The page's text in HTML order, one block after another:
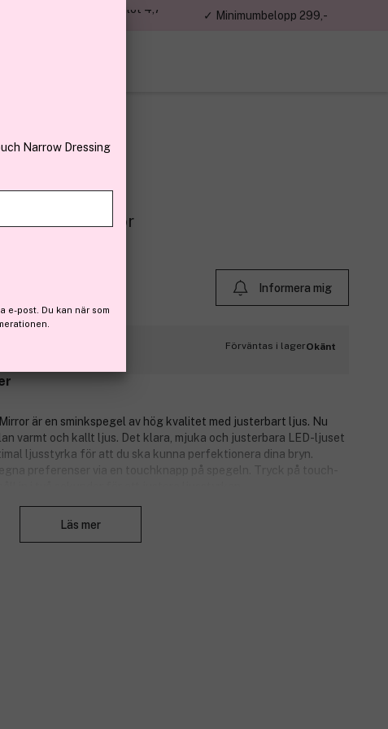
miljon kunder – Trustpilot 4,7
✓ Minimumbelopp 299,-
Makeup Mirror
Informera mig
Förväntas i lagerOkänt
är en sminkspegel av hög kvalitet med justerbart ljus. Nu
varmt och kallt ljus. Det klara, mjuka och justerbara LED-ljuset
ljusstyrka för att du ska kunna perfektionera dina bryn.
preferenser via en touchknapp på spegeln. Tryck på touch-
eller sminkar dig. Samtidigt är den tillräckligt kompakt för
Läs mer
Narrow Dressing
e-post. Du kan när som